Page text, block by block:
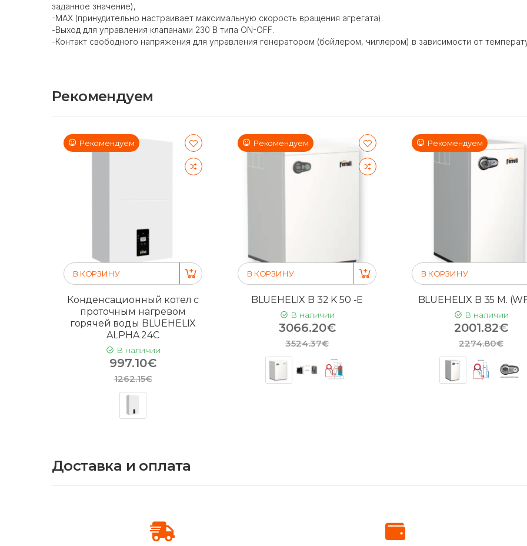
заданное значение),
-MAX (принудительно настраивает максимальную скорость вращения агрегата).
-Выход для управления клапанами 230 В типа ON-OFF.
-Контакт свободного напряжения для управления генератором (бойлером, чиллером) в зависимости от
Рекомендуем
Рекомендуем
В КОРЗИНУ
Конденсационный котел с
проточным нагревом
горячей воды BLUEHELIX
ALPHA 24C
В наличии
997.10€
1262.15€
Рекомендуем
В КОРЗИНУ
BLUEHELIX B 32 K 50 -E
В наличии
3066.20€
3524.37€
Рекомендуем
В КОРЗИНУ
BLUEHELIX B 35 M.
В наличии
2001.82€
2274.80€
Доставка и оплата